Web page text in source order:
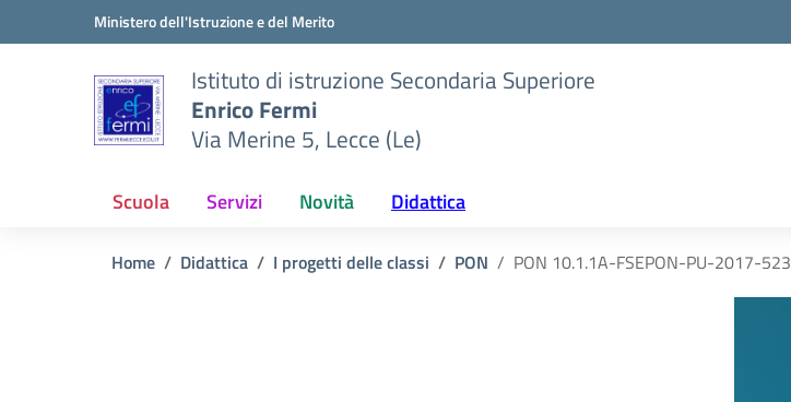
Vai ai contenuti
Vai al menu di navigazioneMinistero dell'Istruzione e del Merito
Istituto di istruzione Secondaria Superiore
Enrico Fermi
Via Merine 5, Lecce (Le)
Scuola Servizi Novità Didattica
Home Didattica I progetti delle classi PON PON 10.1.1A-FSEPON-PU-2017-523